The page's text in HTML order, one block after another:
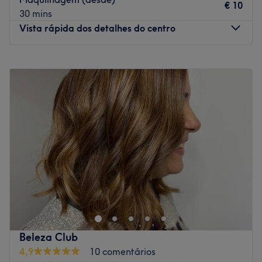
constante formação, para poder oferece-te os melhores
tratamentos.
Especializados em: manicures, pedicures, unhas
Go to venue
30 mins
€ 10
Vista rápida dos detalhes do centro
Terça-feira
09:00
Quarta-feira
09:00
Quinta-feira
09:00
Sexta-feira
09:00
Sábado
09:00–
Domingo
Francy Lobo Cabeleireiros é o espaço ideal para quem
procura cuidados de beleza especializados! Oferece uma
ampla gama de serviços para realçar a beleza dos seus
clientes. Com profissionais experientes e dedicadas, o
salão proporciona um atendimento sempre personalizado
e uma experiência excepcional. Visite o espaço e
comprove!
Beleza Club
4,9
10 comentários